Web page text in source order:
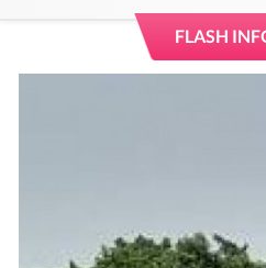
FLASH